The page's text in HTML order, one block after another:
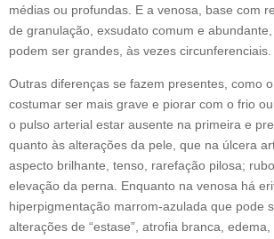
médias ou profundas. E a venosa, base com
de granulação, exsudato comum e
podem ser grandes, às vezes circunferenciais.
Outras diferenças se fazem presentes, como
costumar ser mais grave e piorar com o frio
o pulso arterial estar ausente na primeira e
quanto às alterações da pele, que na úlcera
aspecto brilhante, tenso, rarefação pilosa;
elevação da perna. Enquanto na venosa há
hiperpigmentação marrom-azulada que pode
alterações de “estase”, atrofia branca,